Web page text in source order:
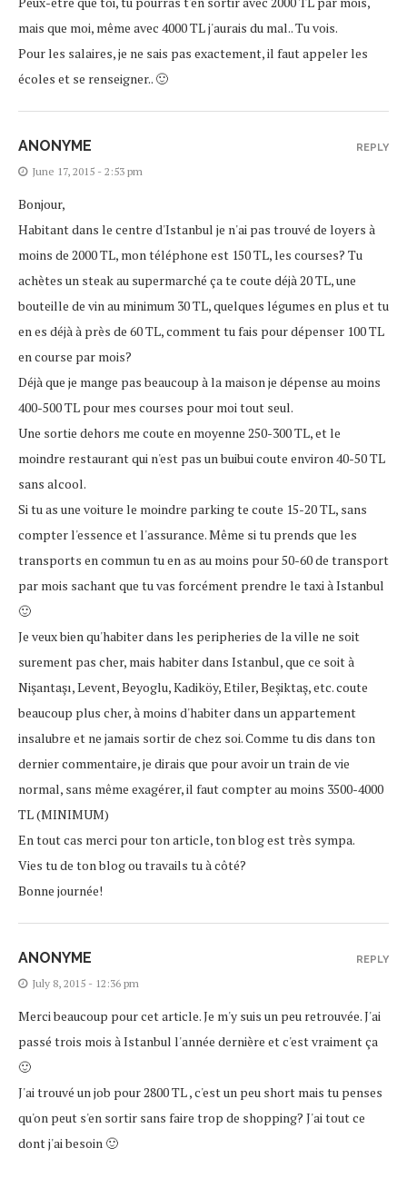
mais que moi, même avec 4000 TL j'aurais du mal.. Tu vois.
Pour les salaires, je ne sais pas exactement, il faut appeler les
écoles et se renseigner.. 🙂
ANONYME
June 17, 2015 - 2:53 pm
Bonjour,
Habitant dans le centre d'Istanbul je n'ai pas trouvé de loyers à
moins de 2000 TL, mon téléphone est 150 TL, les courses? Tu
achètes un steak au supermarché ça te coute déjà 20 TL, une
bouteille de vin au minimum 30 TL, quelques légumes en plus et tu
en es déjà à près de 60 TL, comment tu fais pour dépenser 100 TL
en course par mois?
Déjà que je mange pas beaucoup à la maison je dépense au moins
400-500 TL pour mes courses pour moi tout seul.
Une sortie dehors me coute en moyenne 250-300 TL, et le
moindre restaurant qui n'est pas un buibui coute environ 40-50 TL
sans alcool.
Si tu as une voiture le moindre parking te coute 15-20 TL, sans
compter l'essence et l'assurance. Même si tu prends que les
transports en commun tu en as au moins pour 50-60 de transport
par mois sachant que tu vas forcément prendre le taxi à Istanbul
🙂
Je veux bien qu'habiter dans les peripheries de la ville ne soit
surement pas cher, mais habiter dans Istanbul, que ce soit à
Nişantaşı, Levent, Beyoglu, Kadiköy, Etiler, Beşiktaş, etc. coute
beaucoup plus cher, à moins d'habiter dans un appartement
insalubre et ne jamais sortir de chez soi. Comme tu dis dans ton
dernier commentaire, je dirais que pour avoir un train de vie
normal, sans même exagérer, il faut compter au moins 3500-4000
TL (MINIMUM)
En tout cas merci pour ton article, ton blog est très sympa.
Vies tu de ton blog ou travails tu à côté?
Bonne journée!
REPLY
ANONYME
July 8, 2015 - 12:36 pm
Merci beaucoup pour cet article. Je m'y suis un peu retrouvée. J'ai
passé trois mois à Istanbul l'année dernière et c'est vraiment ça
🙂
J'ai trouvé un job pour 2800 TL , c'est un peu short mais tu penses
qu'on peut s'en sortir sans faire trop de shopping? J'ai tout ce
dont j'ai besoin 🙂
REPLY